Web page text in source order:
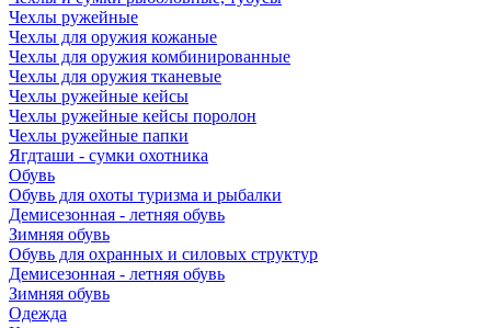
Чехлы ружейные
Чехлы для оружия кожаные
Чехлы для оружия комбинированные
Чехлы для оружия тканевые
Чехлы ружейные кейсы
Чехлы ружейные кейсы поролон
Чехлы ружейные папки
Ягдташи - сумки охотника
Обувь
Обувь для охоты туризма и рыбалки
Демисезонная - летняя обувь
Зимняя обувь
Обувь для охранных и силовых структур
Демисезонная - летняя обувь
Зимняя обувь
Одежда